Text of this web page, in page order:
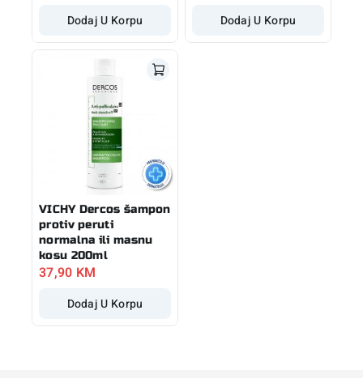
Dodaj U Korpu Dodaj U Korpu
VICHY Dercos šampon
protiv peruti
normalna ili masnu
kosu 200ml
37,90 KM
Dodaj U Korpu